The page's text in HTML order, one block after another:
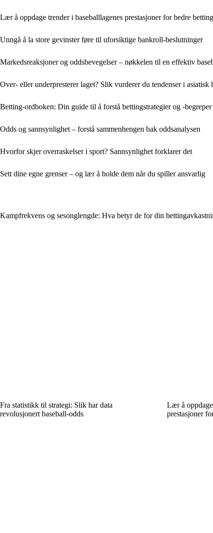
Lær å oppdage trender i baseballlagenes prestasjoner for bedre
Unngå å la store gevinster føre til uforsiktige bankroll-beslutninger
Markedsreaksjoner og oddsbevegelser – nøkkelen til en effektiv
Over- eller underpresterer laget? Slik vurderer du tendenser i asiatisk
Betting-ordboken: Din guide til å forstå bettingstrategier og -begreper
Odds og sannsynlighet – forstå sammenhengen bak oddsanalysen
Hvorfor skjer overraskelser i sport? Sannsynlighet forklarer det
Sett dine egne grenser – og lær å holde dem når du spiller ansvarlig
Kampfrekvens og sesonglengde: Hva betyr de for din
Fra statistikk til strategi: Slik har data
revolusjonert baseball-odds
Lær å
prestasjoner